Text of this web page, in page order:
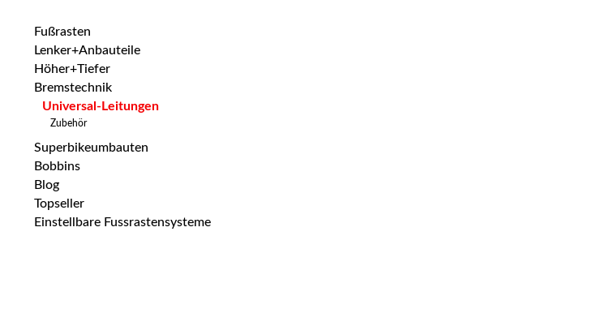
Fußrasten
Lenker+Anbauteile
Höher+Tiefer
Bremstechnik
Universal-Leitungen
Zubehör
Superbikeumbauten
Bobbins
Blog
Topseller
Einstellbare Fussrastensysteme